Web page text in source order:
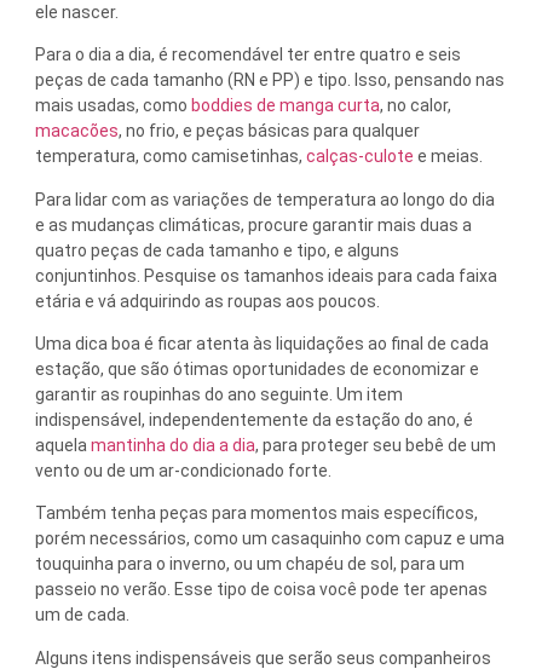
ele nascer.
Para o dia a dia, é recomendável ter entre quatro e seis
peças de cada tamanho (RN e PP) e tipo. Isso, pensando nas
mais usadas, como boddies de manga curta, no calor,
macacões, no frio, e peças básicas para qualquer
temperatura, como camisetinhas, calças-culote e meias.
Para lidar com as variações de temperatura ao longo do dia
e as mudanças climáticas, procure garantir mais duas a
quatro peças de cada tamanho e tipo, e alguns
conjuntinhos. Pesquise os tamanhos ideais para cada faixa
etária e vá adquirindo as roupas aos poucos.
Uma dica boa é ficar atenta às liquidações ao final de cada
estação, que são ótimas oportunidades de economizar e
garantir as roupinhas do ano seguinte. Um item
indispensável, independentemente da estação do ano, é
aquela mantinha do dia a dia, para proteger seu bebê de um
vento ou de um ar-condicionado forte.
Também tenha peças para momentos mais específicos,
porém necessários, como um casaquinho com capuz e uma
touquinha para o inverno, ou um chapéu de sol, para um
passeio no verão. Esse tipo de coisa você pode ter apenas
um de cada.
Alguns itens indispensáveis que serão seus companheiros